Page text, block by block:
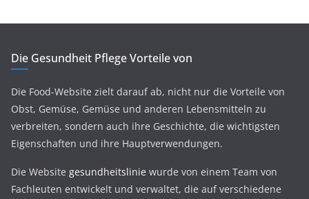
Die Gesundheit Pflege Vorteile von
Die Food-Website zielt darauf ab, nicht nur die Vorteile von
Obst, Gemüse, Gemüse und anderen Lebensmitteln zu
verbreiten, sondern auch ihre Geschichte, die wichtigsten
Eigenschaften und ihre Hauptverwendungen.
Die Website gesundheitslinie wurde von einem Team von
Fachleuten entwickelt und verwaltet, die auf verschiedene